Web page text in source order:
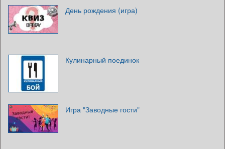
День рождения (игра)
Кулинарный поединок
Игра "Заводные гости"